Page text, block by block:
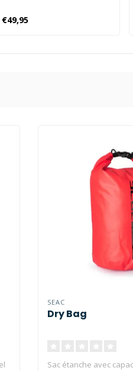
€49,95
SEAC
Dry Bag
Sac étanche avec